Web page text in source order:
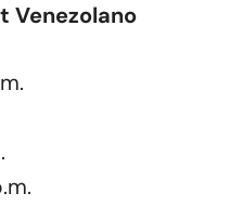
Venezolano